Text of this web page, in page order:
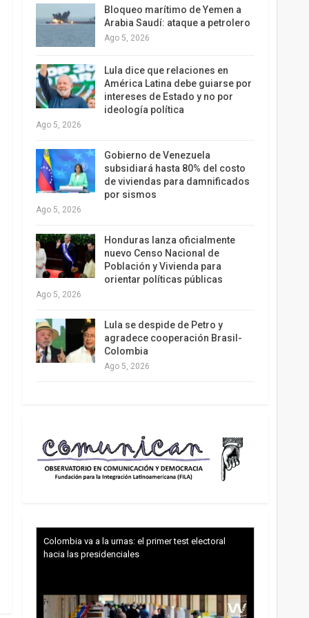
Bloqueo marítimo de Yemen a
Arabia Saudí: ataque a petrolero
Ago 5, 2026
Lula dice que relaciones en
América Latina debe guiarse por
intereses de Estado y no por
ideología política
Ago 5, 2026
Gobierno de Venezuela
subsidiará hasta 80% del costo
de viviendas para damnificados
por sismos
Ago 5, 2026
Honduras lanza oficialmente
nuevo Censo Nacional de
Población y Vivienda para
orientar políticas públicas
Ago 5, 2026
Lula se despide de Petro y
agradece cooperación Brasil-
Colombia
Ago 5, 2026
Colombia va a la urnas: el primer test electoral
hacia las presidenciales